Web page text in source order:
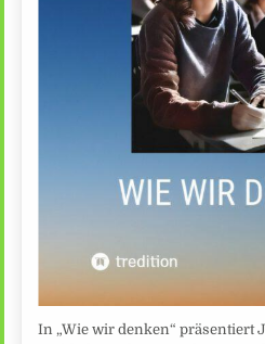
In „Wie wir denken“ präsentiert